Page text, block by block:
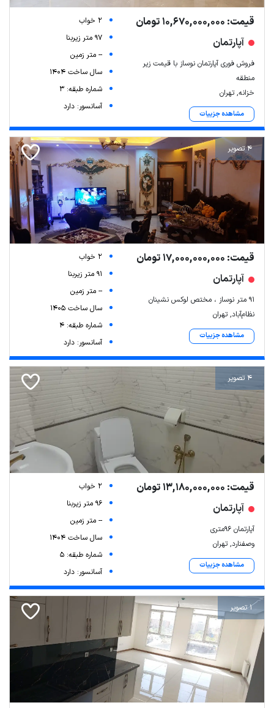
قیمت: 10,670,000,000 تومان
آپارتمان
فروش فوری آپارتمان نوساز با قیمت زیر
منطقه
خزانه, تهران
مشاهده جزییات
2 خواب
97 متر زیربنا
-- متر زمین
سال ساخت 1404
شماره طبقه: 3
آسانسور: دارد
4 تصویر
قیمت: 17,000,000,000 تومان
آپارتمان
۹۱ متر نوساز ، مختص لوکس نشینان
نظام‌آباد, تهران
مشاهده جزییات
2 خواب
91 متر زیربنا
-- متر زمین
سال ساخت 1405
شماره طبقه: 4
آسانسور: دارد
4 تصویر
قیمت: 13,180,000,000 تومان
آپارتمان
آپارتمان ۹۶متری
وصفنارد, تهران
مشاهده جزییات
2 خواب
96 متر زیربنا
-- متر زمین
سال ساخت 1404
شماره طبقه: 5
آسانسور: دارد
1 تصویر